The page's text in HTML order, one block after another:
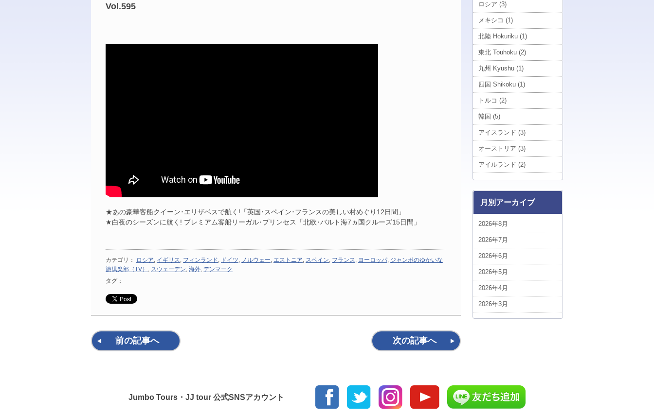
Vol.595
★あの豪華客船クイーン･エリザベスで航く!「英国･スペイン･フランスの美しい村めぐり12日間」
★白夜のシーズンに航く! プレミアム客船リーガル･プリンセス「北欧･バルト海7ヵ国クルーズ15日間」
カテゴリ： ロシア, イギリス, フィンランド, ドイツ, ノルウェー, エストニア, スペイン, フランス, ヨーロッパ, ジャンボのゆかいな
旅倶楽部（TV） , スウェーデン, 海外, デンマーク
タグ：
前の記事へ 次の記事へ
ロシア (3)
メキシコ (1)
北陸 Hokuriku (1)
東北 Touhoku (2)
九州 Kyushu (1)
四国 Shikoku (1)
トルコ (2)
韓国 (5)
アイスランド (3)
オーストリア (3)
アイルランド (2)
南大東 Minamidaito (1)
ベトナム (1)
ボリビア (3)
中近東・アフリカ (5)
台湾 (5)
エジプト (1)
ポーランド (1)
スイス (3)
ルクセンブルグ (1)
添乗員現地レポート (1)
月別アーカイブ
2026年8月
2026年7月
2026年6月
2026年5月
2026年4月
2026年3月
2026年2月
2025年10月
2025年9月
Jumbo Tours・JJ tour 公式SNSアカウント